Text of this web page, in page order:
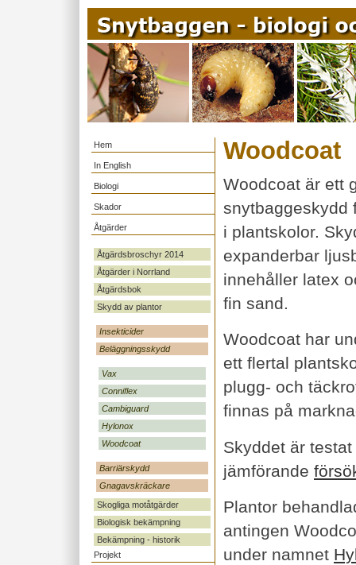
Hem
In English
Biologi
Skador
Åtgärder
Åtgärdsbroschyr 2014
Åtgärder i Norrland
Åtgärdsbok
Skydd av plantor
Insekticider
Beläggningsskydd
Vax
Conniflex
Cambiguard
Hylonox
Woodcoat
Barriärskydd
Gnagavskräckare
Skogliga motåtgärder
Biologisk bekämpning
Bekämpning - historik
Projekt
Woodcoat
Woodcoat är ett
snytbaggeskydd
i plantskolor.
expanderbar
innehåller latex
fin sand.
Woodcoat har
ett flertal
plugg- och
finnas på
Skyddet är
jämförande
Plantor
antingen
under namnet